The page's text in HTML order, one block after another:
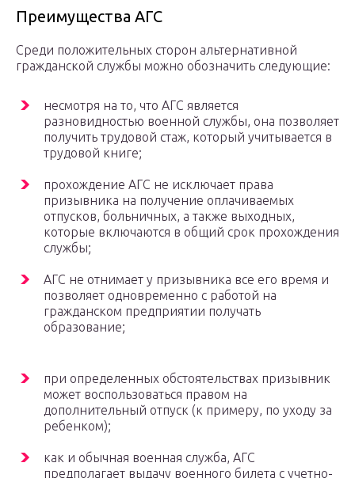
Преимущества АГС
Среди положительных сторон альтернативной
гражданской службы можно обозначить следующие:
несмотря на то, что АГС является
разновидностью военной службы, она позволяет
получить трудовой стаж, который учитывается в
трудовой книге;
прохождение АГС не исключает права
призывника на получение оплачиваемых
отпусков, больничных, а также выходных,
которые включаются в общий срок прохождения
службы;
АГС не отнимает у призывника все его время и
позволяет одновременно с работой на
гражданском предприятии получать
образование;
при определенных обстоятельствах призывник
может воспользоваться правом на
дополнительный отпуск (к примеру, по уходу за
ребенком);
как и обычная военная служба, АГС
предполагает выдачу военного билета с учетно-